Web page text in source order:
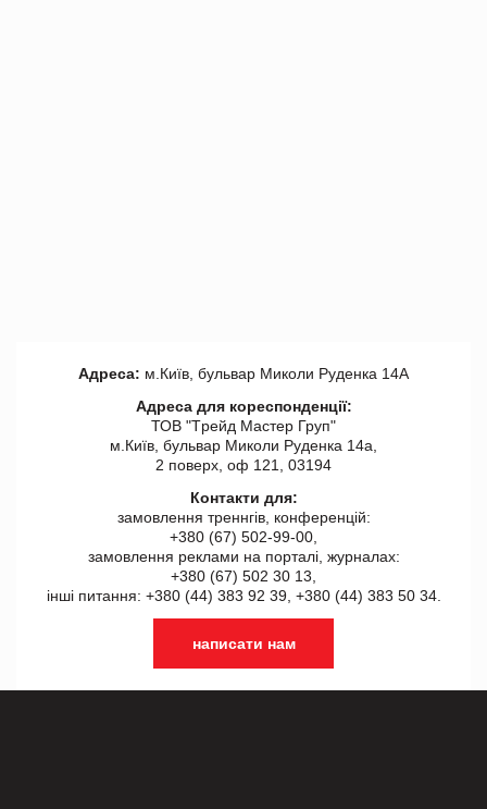
Адреса: м.Київ, бульвар Миколи Руденка 14А
Адреса для кореспонденції:
ТОВ "Tрейд Мастер Груп"
м.Київ, бульвар Миколи Руденка 14а,
2 поверх, оф 121, 03194
Контакти для:
замовлення треннгів, конференцій:
+380 (67) 502-99-00,
замовлення реклами на порталі, журналах:
+380 (67) 502 30 13,
інші питання: +380 (44) 383 92 39, +380 (44) 383 50 34.
написати нам